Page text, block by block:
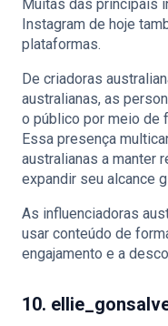
Muitas das principais
Instagram de hoje
plataformas.
De criadoras
australianas, as
o público por meio de
Essa presença
australianas a manter
expandir seu alcance
As influenciadoras
usar conteúdo de
engajamento e a
10.